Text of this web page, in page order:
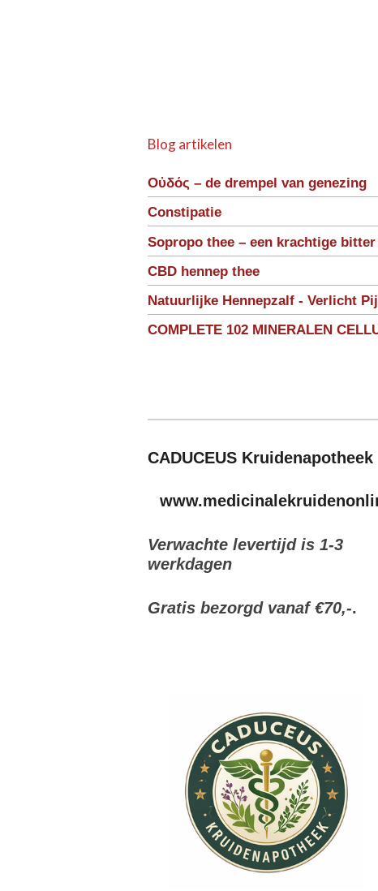
Blog artikelen
Οὐδός – de drempel van genezing
Constipatie
Sopropo thee – een krachtige
CBD hennep thee
Natuurlijke Hennepzalf - Verlicht
COMPLETE 102 MINERALEN
CADUCEUS Kruidenapotheek
Verwachte levertijd is 1-3
werkdagen
Gratis bezorgd vanaf €70,-.